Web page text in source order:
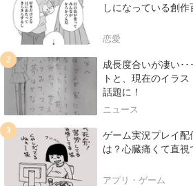
しになっている創作
恋愛
成長度合いが凄い･
トと、現在のイラ
話題に！
ニュース
2
ゲーム実況プレイ
は？心臓痛くて直視
アプリ・ゲーム
3